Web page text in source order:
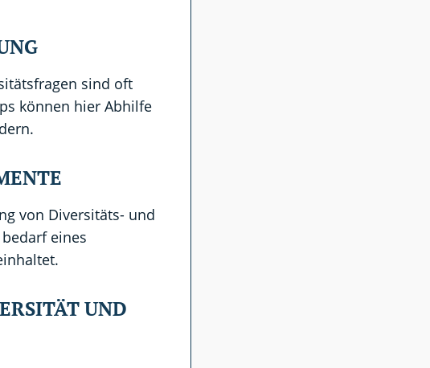
sind oft
können hier Abhilfe
von Diversitäts- und
eines
UND